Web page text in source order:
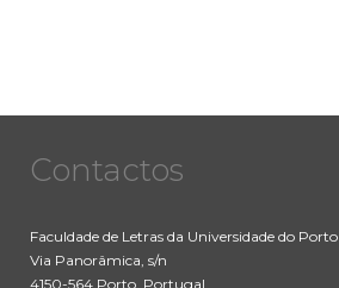
Contactos
Faculdade de Letras da Universidade do Porto
Via Panorâmica, s/n
4150-564 Porto, Portugal